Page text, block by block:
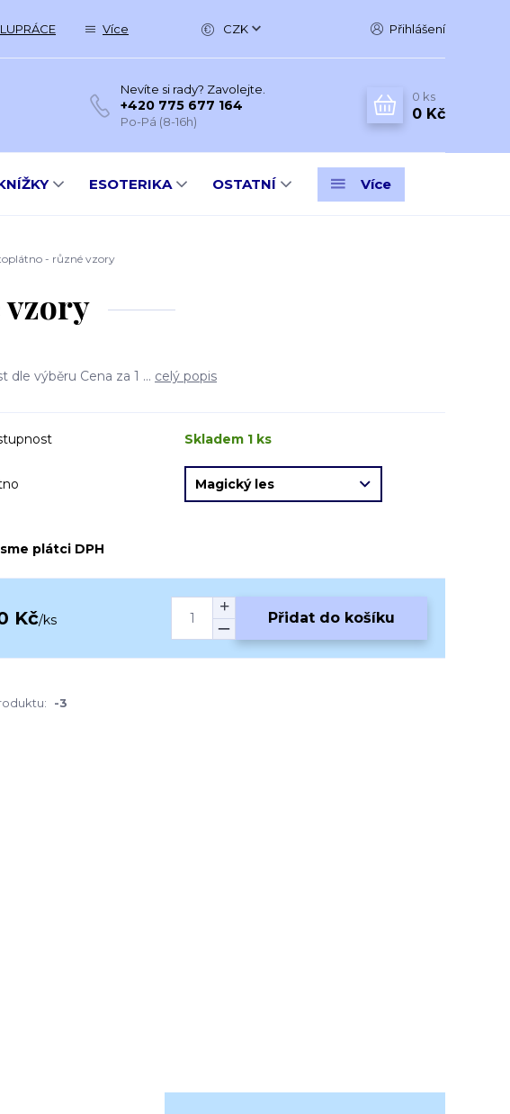
Více CZK Přihlášení
Nevíte si rady? Zavolejte.
+420 775 677 164
Po-Pá (8-16h)
0 ks
0 Kč
ESOTERIKA OSTATNÍ Více
- různé vzory
dle výběru Cena za 1 ... celý popis
Skladem 1 ks
plátci DPH
Kč/ks Přidat do košíku
-3